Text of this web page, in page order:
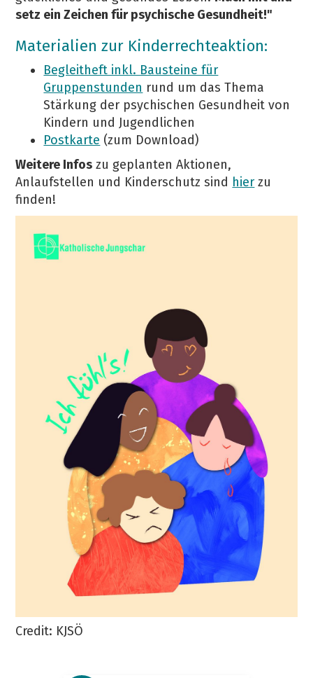
setz ein Zeichen für psychische Gesundheit!"
Materialien zur Kinderrechteaktion:
Begleitheft inkl. Bausteine für
Gruppenstunden rund um das Thema
Stärkung der psychischen Gesundheit von
Kindern und Jugendlichen
Postkarte (zum Download)
Weitere Infos zu geplanten Aktionen,
Anlaufstellen und Kinderschutz sind hier zu
finden!
Credit: KJSÖ